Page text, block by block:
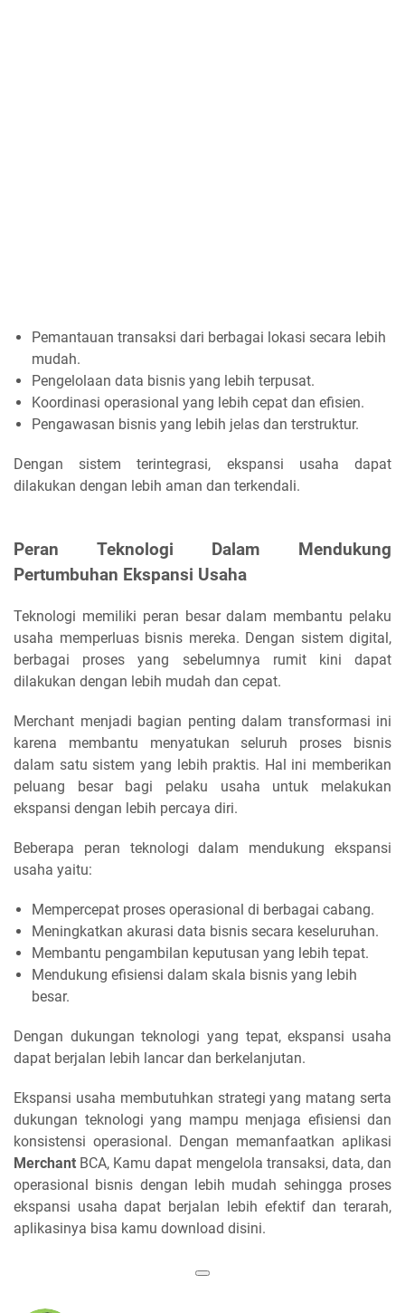
Pemantauan transaksi dari berbagai lokasi secara lebih
mudah.
Pengelolaan data bisnis yang lebih terpusat.
Koordinasi operasional yang lebih cepat dan efisien.
Pengawasan bisnis yang lebih jelas dan terstruktur.
Dengan sistem terintegrasi, ekspansi usaha dapat
dilakukan dengan lebih aman dan terkendali.
Peran Teknologi Dalam Mendukung
Pertumbuhan Ekspansi Usaha
Teknologi memiliki peran besar dalam membantu pelaku
usaha memperluas bisnis mereka. Dengan sistem digital,
berbagai proses yang sebelumnya rumit kini dapat
dilakukan dengan lebih mudah dan cepat.
Merchant menjadi bagian penting dalam transformasi ini
karena membantu menyatukan seluruh proses bisnis
dalam satu sistem yang lebih praktis. Hal ini memberikan
peluang besar bagi pelaku usaha untuk melakukan
ekspansi dengan lebih percaya diri.
Beberapa peran teknologi dalam mendukung ekspansi
usaha yaitu:
Mempercepat proses operasional di berbagai cabang.
Meningkatkan akurasi data bisnis secara keseluruhan.
Membantu pengambilan keputusan yang lebih tepat.
Mendukung efisiensi dalam skala bisnis yang lebih
besar.
Dengan dukungan teknologi yang tepat, ekspansi usaha
dapat berjalan lebih lancar dan berkelanjutan.
Ekspansi usaha membutuhkan strategi yang matang serta
dukungan teknologi yang mampu menjaga efisiensi dan
konsistensi operasional. Dengan memanfaatkan aplikasi
Merchant BCA, Kamu dapat mengelola transaksi, data, dan
operasional bisnis dengan lebih mudah sehingga proses
ekspansi usaha dapat berjalan lebih efektif dan terarah,
aplikasinya bisa kamu download disini.